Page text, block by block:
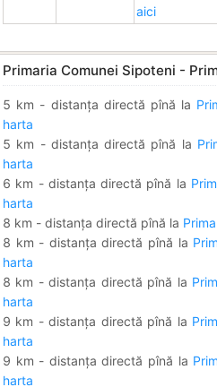
aici
Primaria Comunei Sipoteni -
5 km - distanța directă pînă la
harta
5 km - distanța directă pînă la
harta
6 km - distanța directă pînă la
harta
8 km - distanța directă pînă la
8 km - distanța directă pînă la
harta
8 km - distanța directă pînă la
harta
9 km - distanța directă pînă la
harta
9 km - distanța directă pînă la
harta